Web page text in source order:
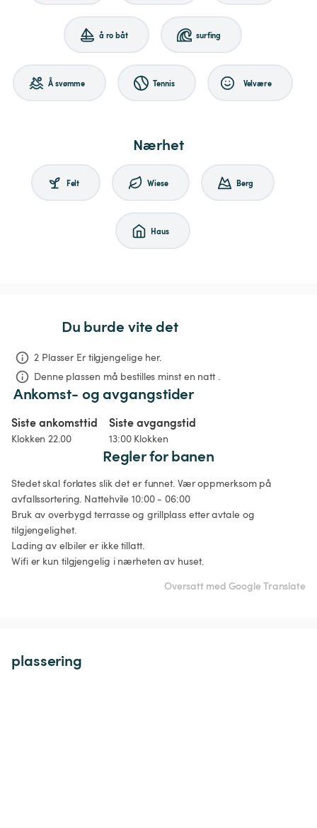
å ro båt surfing
Å svømme Tennis Velvære
Nærhet
Felt Wiese Berg
Haus
Du burde vite det
2 Plasser Er tilgjengelige her.
Denne plassen må bestilles minst en natt .
Ankomst- og avgangstider
Siste ankomsttid
Klokken 22.00
Siste avgangstid
13:00 Klokken
Regler for banen
Stedet skal forlates slik det er funnet. Vær oppmerksom på
avfallssortering. Nattehvile 10:00 - 06:00
Bruk av overbygd terrasse og grillplass etter avtale og
tilgjengelighet.
Lading av elbiler er ikke tillatt.
Wifi er kun tilgjengelig i nærheten av huset.
Oversatt med Google Translate
plassering